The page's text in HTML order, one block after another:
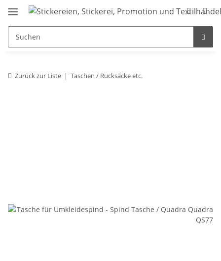
Zurück zur Liste Taschen / Rucksäcke etc.